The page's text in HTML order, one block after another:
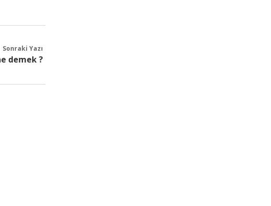
Sonraki Yazı
demek ?